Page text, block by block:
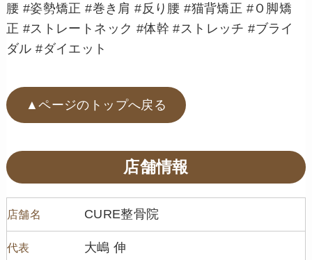
腰 #姿勢矯正 #巻き肩 #反り腰 #猫背矯正 #Ｏ脚矯
正 #ストレートネック #体幹 #ストレッチ #ブライ
ダル #ダイエット
▲ページのトップへ戻る
店舗情報
店舗名 CURE整骨院
代表 大嶋 伸